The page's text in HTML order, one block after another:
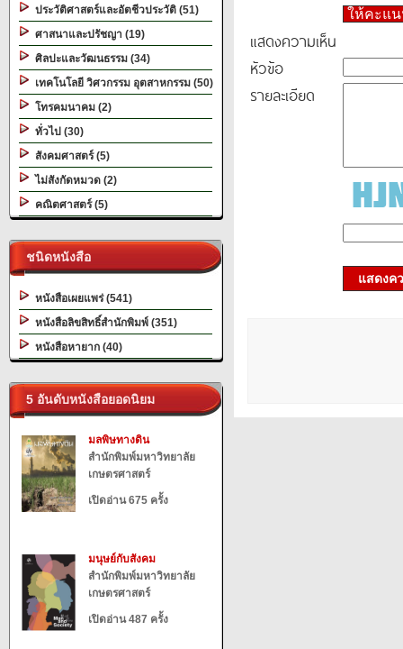
ประวัติศาสตร์และอัตชีวประวัติ (51)
ศาสนาและปรัชญา (19)
ศิลปะและวัฒนธรรม (34)
เทคโนโลยี วิศวกรรม อุตสาหกรรม (50)
โทรคมนาคม (2)
ทั่วไป (30)
สังคมศาสตร์ (5)
ไม่สังกัดหมวด (2)
คณิตศาสตร์ (5)
ชนิดหนังสือ
หนังสือเผยแพร่ (541)
หนังสือลิขสิทธิ์สำนักพิมพ์ (351)
หนังสือหายาก (40)
5 อันดับหนังสือยอดนิยม
มลพิษทางดิน
สำนักพิมพ์มหาวิทยาลัย
เกษตรศาสตร์
เปิดอ่าน 675 ครั้ง
มนุษย์กับสังคม
สำนักพิมพ์มหาวิทยาลัย
เกษตรศาสตร์
เปิดอ่าน 487 ครั้ง
ให้คะแ
แสดงความเห็น
หัวข้อ
รายละเอียด
แสดงค